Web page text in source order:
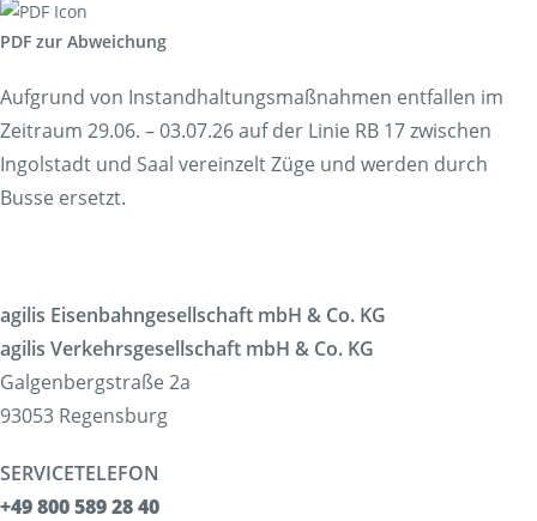
PDF zur Abweichung
Aufgrund von Instandhaltungsmaßnahmen entfallen im
Zeitraum 29.06. – 03.07.26 auf der Linie RB 17 zwischen
Ingolstadt und Saal vereinzelt Züge und werden durch
Busse ersetzt.
agilis Eisenbahngesellschaft mbH & Co. KG
agilis Verkehrsgesellschaft mbH & Co. KG
Galgenbergstraße 2a
93053 Regensburg
SERVICETELEFON
+49 800 589 28 40